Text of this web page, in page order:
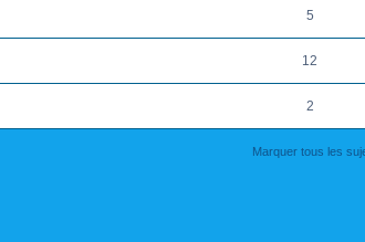
5
12
2
Marquer tous les